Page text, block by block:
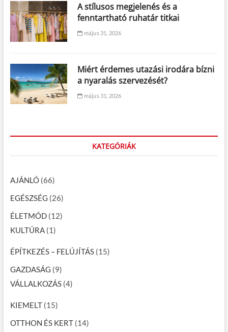
A stílusos megjelenés és a
fenntartható ruhatár titkai
május 31, 2026
Miért érdemes utazási irodára bízni
a nyaralás szervezését?
május 31, 2026
KATEGÓRIÁK
AJÁNLÓ(66)
EGÉSZSÉG (26)
ÉLETMÓD(12)
KULTÚRA(1)
ÉPÍTKEZÉS – FELÚJÍTÁS(15)
GAZDASÁG (9)
VÁLLALKOZÁS(4)
KIEMELT(15)
OTTHON ÉS KERT(14)